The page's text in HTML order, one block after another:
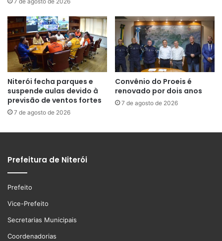
Niterói fecha parques e
suspende aulas devido à
previsão de ventos fortes
7 de agosto de 2026
Convênio do Proeis é
renovado por dois anos
7 de agosto de 2026
Prefeitura de Niterói
Prefeito
Vice-Prefeito
Secretarias Municipais
Coordenadorias